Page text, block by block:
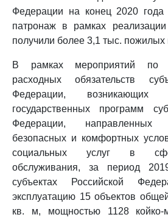
Федерации на конец 2020 года
патронаж в рамках реализации
получили более 3,1 тыс. пожилых
В рамках мероприятий по
расходных обязательств
Федерации, возникающих
государственных программ
Федерации,
безопасных и комфортных
социальных услуг в
обслуживания, за период
субъектах Российской
эксплуатацию 15 объектов
кв. м, мощностью 1128 койко-